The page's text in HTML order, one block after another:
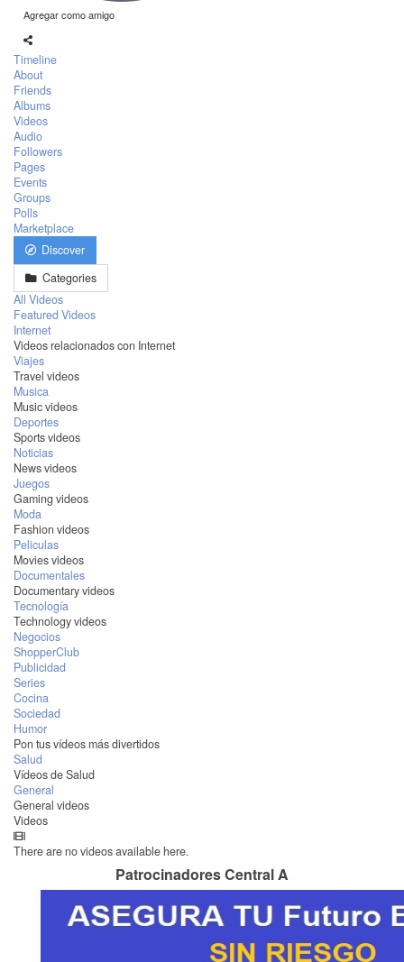
Agregar como amigo
Timeline
About
Friends
Albums
Videos
Audio
Followers
Pages
Events
Groups
Polls
Marketplace
Discover
Categories
All Videos
Featured Videos
Internet
Videos relacionados con Internet
Viajes
Travel videos
Musica
Music videos
Deportes
Sports videos
Noticias
News videos
Juegos
Gaming videos
Moda
Fashion videos
Peliculas
Movies videos
Documentales
Documentary videos
Tecnología
Technology videos
Negocios
ShopperClub
Publicidad
Series
Cocina
Sociedad
Humor
Pon tus vídeos más divertidos
Salud
Vídeos de Salud
General
General videos
Videos
There are no videos available here.
Patrocinadores Central A